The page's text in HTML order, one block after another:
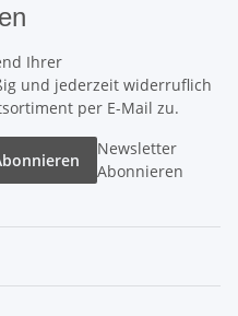
Ihrer
und jederzeit widerruflich
per E-Mail zu.
Newsletter
Abonnieren